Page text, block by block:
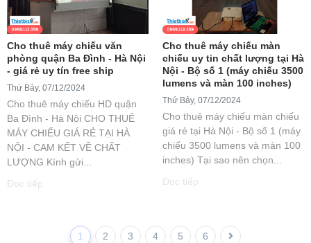
Cho thuê máy chiếu văn
phòng quận Ba Đình - Hà Nội
- giá rẻ uy tín free ship
Thứ Bảy, 07/12/2024
Cho thuê máy chiếu HD quận
Ba Đình - Hà Nội CHO THUÊ
MÁY CHIẾU GIÁ RẺ TẠI HÀ
NỘI - CAM KẾT VỀ CHẤT
LƯỢNG Kính gửi...
Đọc tiếp
Cho thuê máy chiếu màn
chiếu uy tin chất lượng tại Hà
Nội - Bộ số 1 (máy chiếu 3500
lumens và màn 100 inches)
Thứ Bảy, 07/12/2024
Cho thuê máy chiếu màn chiếu
giá rẻ tại Hà Nội - Bộ số 1 (máy
chiếu 3500 lumens và màn 100
inches) Tại sao nên chọn...
Đọc tiếp
1 2 3 4 5 6